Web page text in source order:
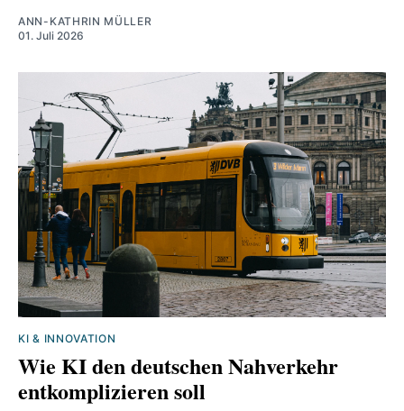
ANN-KATHRIN MÜLLER
01. Juli 2026
KI & INNOVATION
Wie KI den deutschen Nahverkehr
entkomplizieren soll